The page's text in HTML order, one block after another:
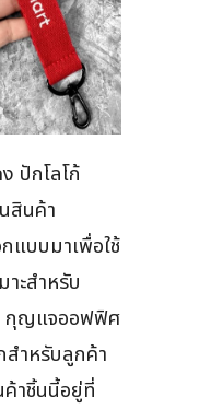
ปักโลโก้
สินค้า
แบบมาเพื่อใช้
าะสำหรับ
กุญแจออฟฟิศ
สำหรับลูกค้า
าชิ้นนี้อยู่ที่